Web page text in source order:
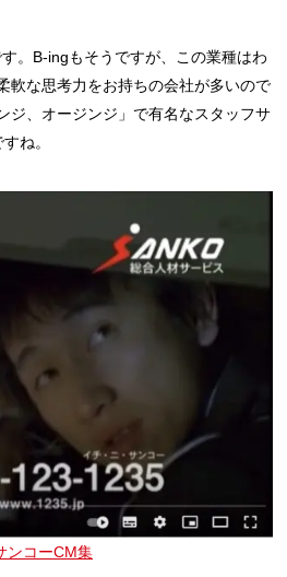
。B-ingもそうですが、この業種はわ
軟な思考力をお持ちの会社が多いので
ジ、オージンジ」で有名なスタッフサ
ね。
ンコーCM集